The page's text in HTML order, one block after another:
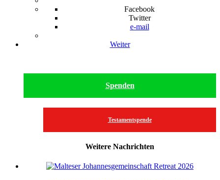
Facebook
Twitter
e-mail
Weiter
Spenden
Testamentspende
Weitere Nachrichten